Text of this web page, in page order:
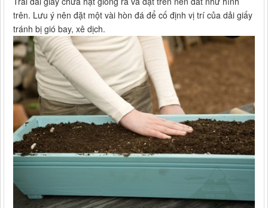
trên. Lưu ý nên đặt một vài hòn đá để cố định vị trí của dải giấy
tránh bị gió bay, xê dịch.